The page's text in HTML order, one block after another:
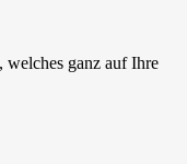
welches ganz auf Ihre